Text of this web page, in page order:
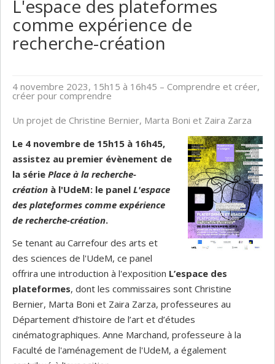
L'espace des plateformes
comme expérience de
recherche-création
4 novembre 2023, 15h15 à 16h45 – Comprendre et créer,
créer pour comprendre
Un projet de Christine Bernier, Marta Boni et Zaira Zarza
Le 4 novembre de 15h15 à 16h45,
assistez au premier évènement de
la série Place à la recherche-
création à l'UdeM: le panel L'espace
des plateformes comme expérience
de recherche-création.
Se tenant au Carrefour des arts et
des sciences de l'UdeM, ce panel
offrira une introduction à l'exposition L’espace des
plateformes, dont les commissaires sont Christine
Bernier, Marta Boni et Zaira Zarza, professeures au
Département d’histoire de l’art et d’études
cinématographiques. Anne Marchand, professeure à la
Faculté de l'aménagement de l'UdeM, a également